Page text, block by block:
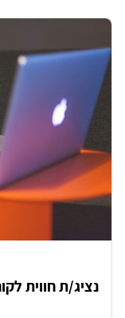
נציג/ת חווית